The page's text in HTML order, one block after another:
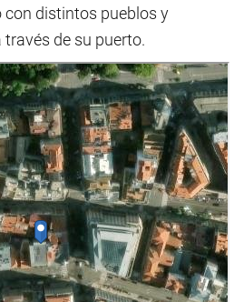
distintos pueblos y
de su puerto.